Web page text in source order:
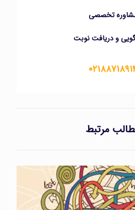
تخصصی
و دریافت نوبت
مرتبط